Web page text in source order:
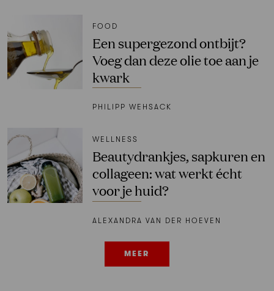
FOOD
Een supergezond ontbijt?
Voeg dan deze olie toe aan je
kwark
PHILIPP WEHSACK
WELLNESS
Beautydrankjes, sapkuren en
collageen: wat werkt écht
voor je huid?
ALEXANDRA VAN DER HOEVEN
MEER